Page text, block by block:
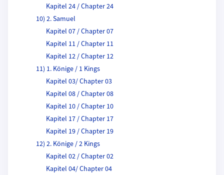
Kapitel 24 / Chapter 24
10) 2. Samuel
Kapitel 07 / Chapter 07
Kapitel 11 / Chapter 11
Kapitel 12 / Chapter 12
11) 1. Könige / 1 Kings
Kapitel 03/ Chapter 03
Kapitel 08 / Chapter 08
Kapitel 10 / Chapter 10
Kapitel 17 / Chapter 17
Kapitel 19 / Chapter 19
12) 2. Könige / 2 Kings
Kapitel 02 / Chapter 02
Kapitel 04/ Chapter 04